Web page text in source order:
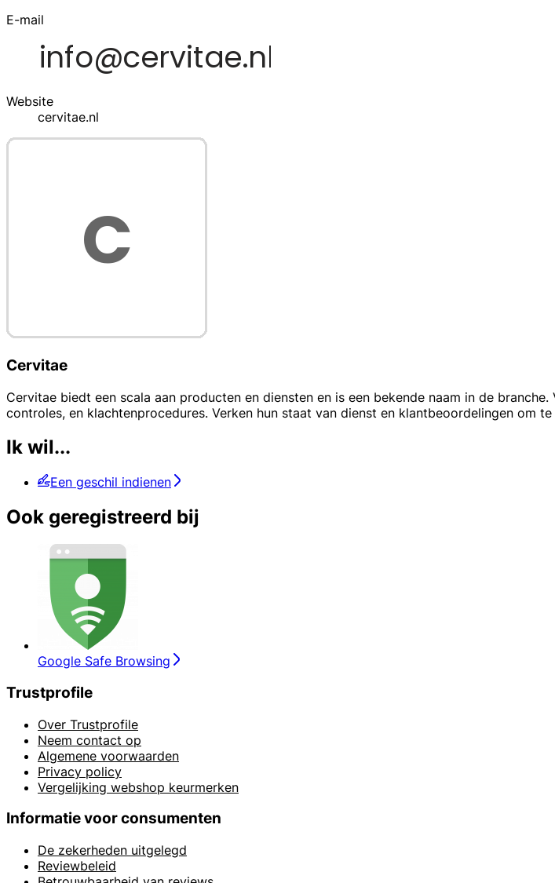
E-mail
Website
cervitae.nl
Cervitae
Cervitae biedt een scala aan producten en diensten en is een bekende naam in de
controles, en klachtenprocedures. Verken hun staat van dienst en klantbeoordelingen om
Ik wil...
Een geschil indienen
Ook geregistreerd bij
Google Safe Browsing
Trustprofile
Over Trustprofile
Neem contact op
Algemene voorwaarden
Privacy policy
Vergelijking webshop keurmerken
Informatie voor consumenten
De zekerheden uitgelegd
Reviewbeleid